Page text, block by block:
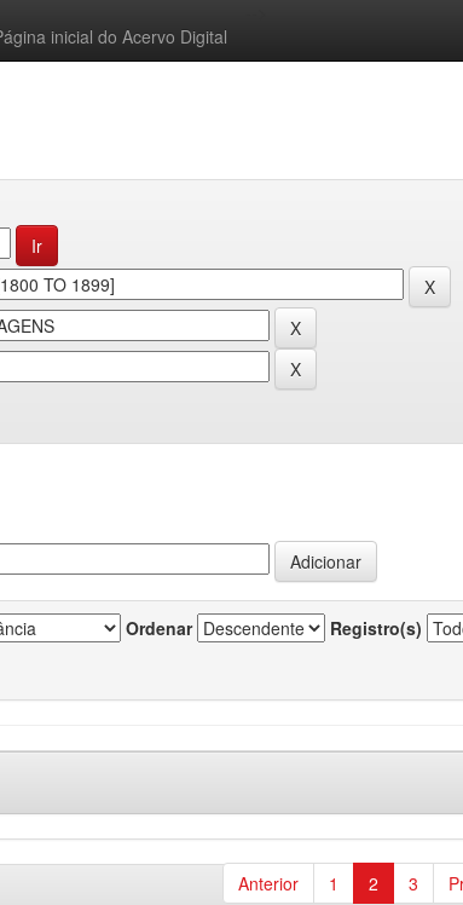
inicial do Acervo Digital
Ordenar Registro(s)
Anterior 1 2 3